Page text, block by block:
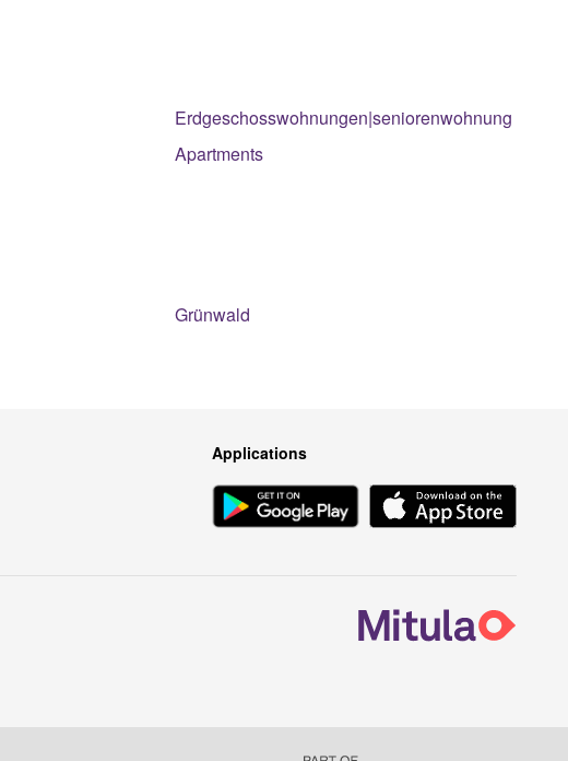
Erdgeschosswohnungen|seniorenwohnung
Apartments
Grünwald
Applications